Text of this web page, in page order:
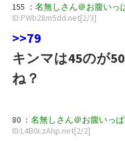
155 ： 名無しさん＠お腹いっ
ID:PWb28m5dd.net[2/3]
>>79
キンマは45のが
ね？
80 ： 名無しさん＠お腹いっぱ
ID:L4B0czAhp.net[2/2]